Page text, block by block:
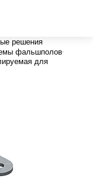
решения
фальшполов
для